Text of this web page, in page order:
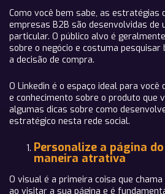
Como você bem sabe, as estratégias
empresas B2B são desenvolvidas de
particular. O público alvo é
sobre o negócio e costuma
a decisão de compra.
O Linkedin é o espaço ideal para
e conhecimento sobre o produto que
algumas dicas sobre como
estratégico nesta rede social.
Personalize a página
maneira atrativa
O visual é a primeira coisa que
ao visitar a sua página e é